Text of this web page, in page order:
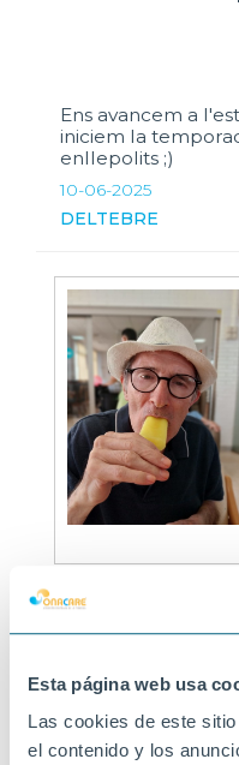
Esta página web usa
Las cookies de este
el contenido y los
Ens avancem a
iniciem la
enllepolits ;)
10-06-2025
DELTEBRE